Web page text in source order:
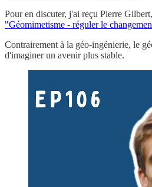
Pour en discuter, j'ai reçu Pierre
"Géomimetisme - réguler le
Contrairement à la géo-ingénierie, le
d'imaginer un avenir plus stable.